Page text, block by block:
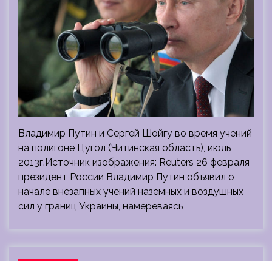
Владимир Путин и Сергей Шойгу во время учений
на полигоне Цугол (Читинская область), июль
2013г.Источник изображения: Reuters 26 февраля
президент России Владимир Путин объявил о
начале внезапных учений наземных и воздушных
сил у границ Украины, намереваясь